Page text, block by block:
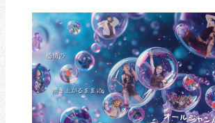
特集
インタビュー
連載・コラム